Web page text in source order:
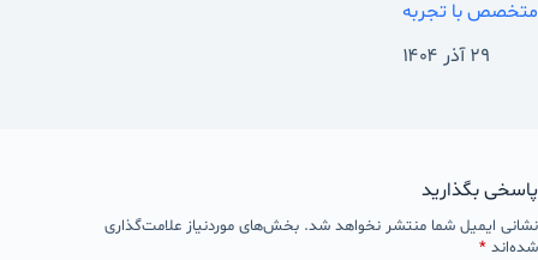
متخصص با تجربه
۲۹ آذر ۱۴۰۴
پاسخی بگذارید
نشانی ایمیل شما منتشر نخواهد شد. بخش‌های موردنیاز علامت‌گذاری
شده‌اند *